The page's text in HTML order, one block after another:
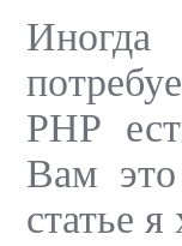
PHP
Вам это
статье я